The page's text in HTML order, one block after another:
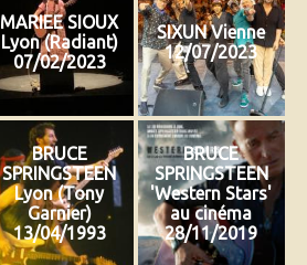
MARIEE SIOUX
Lyon (Radiant)
07/02/2023
SIXUN Vienne
12/07/2023
BRUCE
SPRINGSTEEN
Lyon (Tony
Garnier)
13/04/1993
BRUCE
SPRINGSTEEN
'Western Stars'
au cinéma
28/11/2019